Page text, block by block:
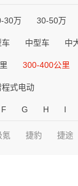
30万 30-50万
车 中型车 中
300-400公里
程式电动
F G H I
氪 捷豹 捷途